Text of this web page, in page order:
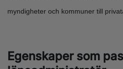
myndigheter och kommuner till
Egenskaper som